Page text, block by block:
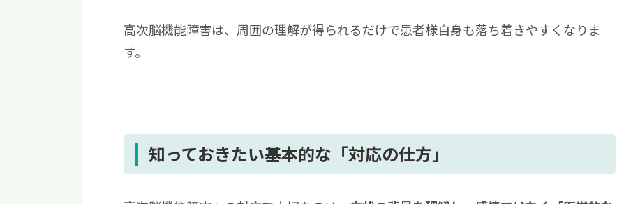
高次脳機能障害は、周囲の理解が得られるだけで患者様自身も落ち着きやすくなりま
す。
知っておきたい基本的な「対応の仕方」